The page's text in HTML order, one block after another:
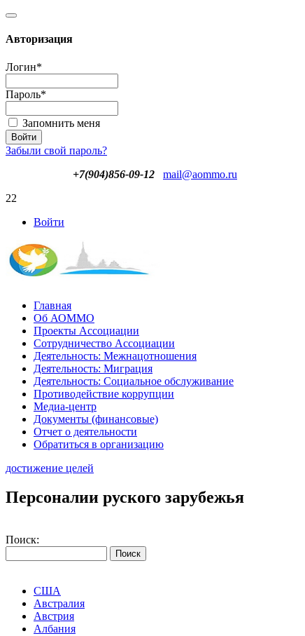
Авторизация
Логин*
Пароль*
Запомнить меня
Забыли свой пароль?
+7(904)856-09-12
mail@aommo.ru
22
Войти
Главная
Об АОММО
Проекты Ассоциации
Сотрудничество Ассоциации
Деятельность: Межнацотношения
Деятельность: Миграция
Деятельность: Социальное обслуживание
Противодействие коррупции
Медиа-центр
Документы (финансовые)
Отчет о деятельности
Обратиться в организацию
достижение целей
Персоналии руского зарубежья
Поиск:
США
Австралия
Австрия
Албания